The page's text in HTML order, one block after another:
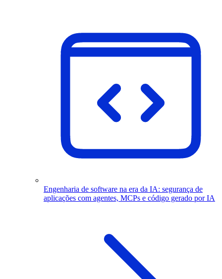
Engenharia de software na era da IA: segurança de
aplicações com agentes, MCPs e código gerado por IA